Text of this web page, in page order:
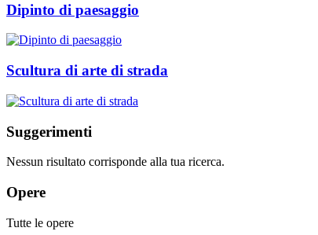
Dipinto di paesaggio
Scultura di arte di strada
Suggerimenti
Nessun risultato corrisponde alla tua ricerca.
Opere
Tutte le opere